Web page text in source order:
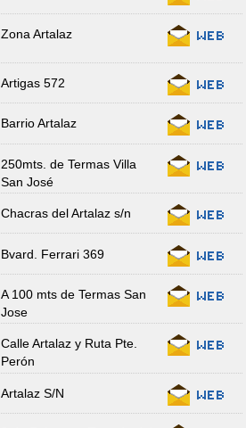
Zona Artalaz
Artigas 572
Barrio Artalaz
250mts. de Termas Villa
San José
Chacras del Artalaz s/n
Bvard. Ferrari 369
A 100 mts de Termas San
Jose
Calle Artalaz y Ruta Pte.
Perón
Artalaz S/N